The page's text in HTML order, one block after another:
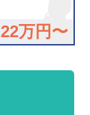
22万円〜